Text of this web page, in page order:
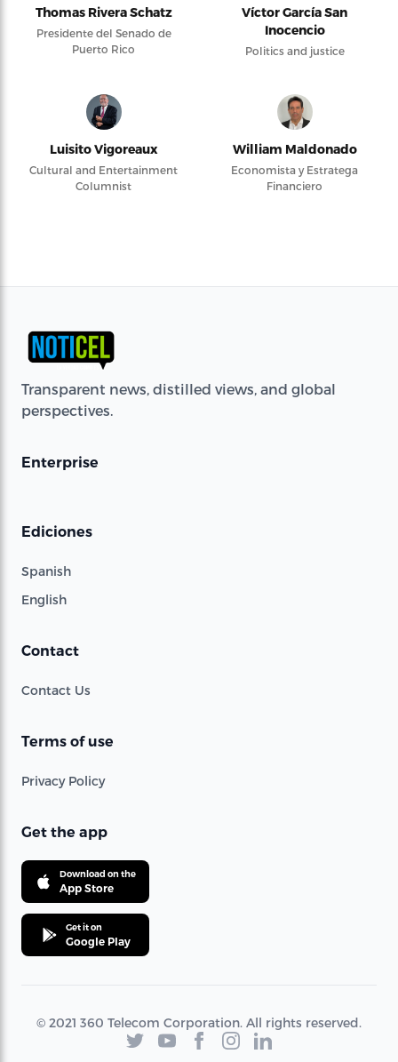
Thomas Rivera Schatz
Presidente del Senado de
Puerto Rico
Víctor García San
Inocencio
Politics and justice
Luisito Vigoreaux
Cultural and Entertainment
Columnist
William Maldonado
Economista y Estratega
Financiero
Transparent news, distilled views, and global
perspectives.
Enterprise
Ediciones
Spanish
English
Contact
Contact Us
Terms of use
Privacy Policy
Get the app
Download on the
App Store
Get it on
Google Play
© 2021 360 Telecom Corporation. All rights reserved.